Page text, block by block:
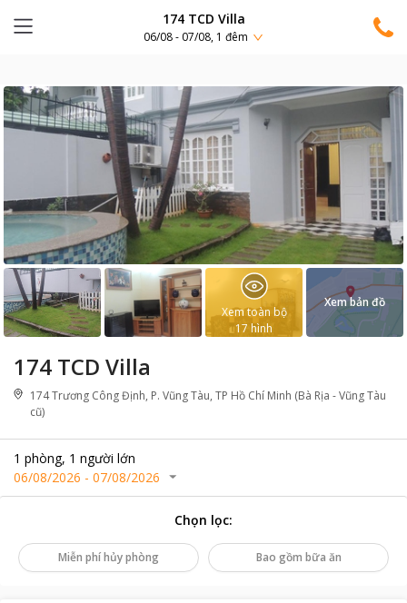
174 TCD Villa
06/08 - 07/08, 1 đêm
174 TCD Villa
174 Trương Công Định, P. Vũng Tàu, TP Hồ Chí Minh (Bà Rịa - Vũng Tàu
cũ)
1 phòng, 1 người lớn
06/08/2026 - 07/08/2026
Xem toàn bộ
17 hình
Xem bản đồ
Chọn lọc:
Miễn phí hủy phòng Bao gồm bữa ăn